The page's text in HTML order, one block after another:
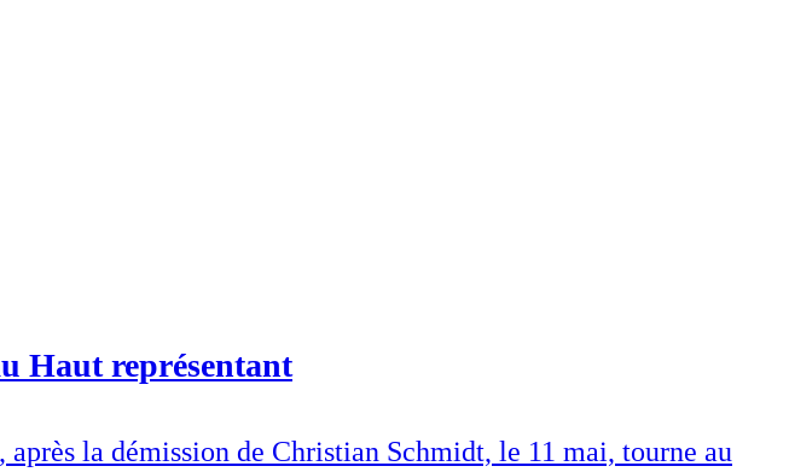
Haut représentant
la démission de Christian Schmidt, le 11 mai, tourne au